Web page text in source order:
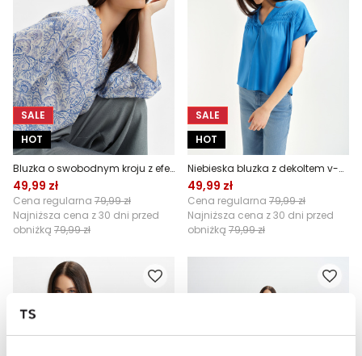
SALE
HOT
Bluzka o swobodnym kroju z efektownym printem
49,99 zł
Cena regularna 79,99 zł
Najniższa cena z 30 dni przed
obniżką 79,99 zł
SALE
HOT
Niebieska bluzka z dekoltem v-neck
49,99 zł
Cena regularna 79,99 zł
Najniższa cena z 30 dni przed
obniżką 79,99 zł